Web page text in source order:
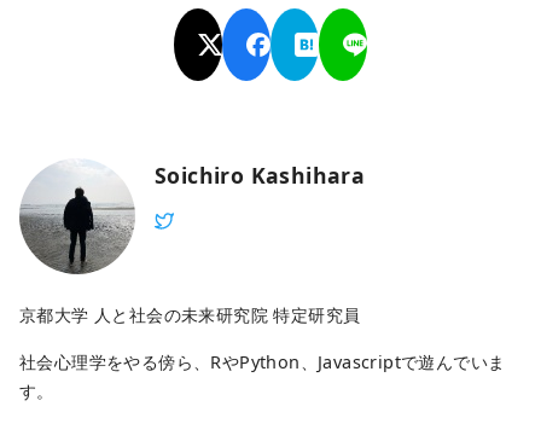
Soichiro Kashihara
京都大学 人と社会の未来研究院 特定研究員
社会心理学をやる傍ら、RやPython、Javascriptで遊んでいま
す。